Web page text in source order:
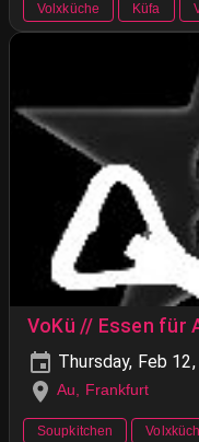
Volxküche Küfa
VoKü // Essen für
Thursday, Feb
Au, Frankfurt
Soupkitchen